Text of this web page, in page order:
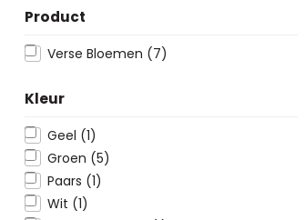
Product
Verse Bloemen (7)
Kleur
Geel (1)
Groen (5)
Paars (1)
Wit (1)